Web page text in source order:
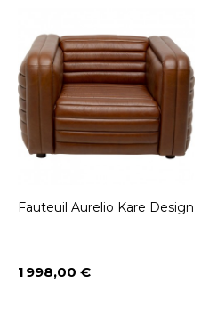
Fauteuil Aurelio Kare Design
Prix
1 998,00 €